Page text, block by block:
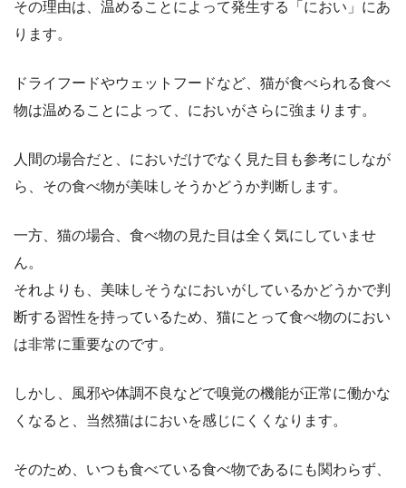
その理由は、温めることによって発生する「におい」にあ
ります。
ドライフードやウェットフードなど、猫が食べられる食べ
物は温めることによって、においがさらに強まります。
人間の場合だと、においだけでなく見た目も参考にしなが
ら、その食べ物が美味しそうかどうか判断します。
一方、猫の場合、食べ物の見た目は全く気にしていませ
ん。
それよりも、美味しそうなにおいがしているかどうかで判
断する習性を持っているため、猫にとって食べ物のにおい
は非常に重要なのです。
しかし、風邪や体調不良などで嗅覚の機能が正常に働かな
くなると、当然猫はにおいを感じにくくなります。
そのため、いつも食べている食べ物であるにも関わらず、